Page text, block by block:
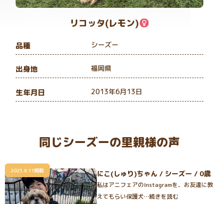
リコッタ(レモン)
品種 シーズー
出身地 福岡県
生年月日 2013年6月13日
同じシーズーの里親様の声
2025.6.11掲載 にこ(しゅり)ちゃん / シーズー / 0歳
私はアニフェアのInstagramを、お友達に教
えてもらい保護犬…続きを読む